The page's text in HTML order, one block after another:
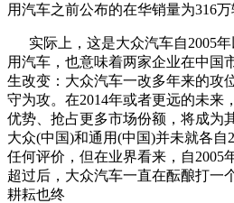
用汽车之前公布的在华销量为316万
实际上，这是大众汽车自2005年
用汽车，也意味着两家企业在中国
生改变：大众汽车一改多年来的攻
守为攻。在2014年或者更远的未来
优势、抢占更多市场份额，将成为
大众(中国)和通用(中国)并未就各自
任何评价，但在业界看来，自2005
超过后，大众汽车一直在酝酿打一
耕耘也终